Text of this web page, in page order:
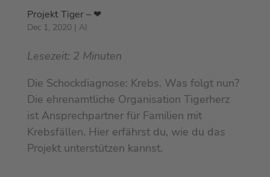
Projekt Tiger – ❤
Dec 1, 2020| AI
Lesezeit: 2 Minuten
Die Schockdiagnose: Krebs. Was folgt nun?
Die ehrenamtliche Organisation Tigerherz
ist Ansprechpartner für Familien mit
Krebsfällen. Hier erfährst du, wie du das
Projekt unterstützen kannst.